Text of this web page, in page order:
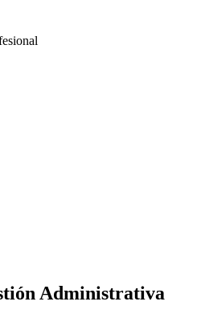
Administrativa